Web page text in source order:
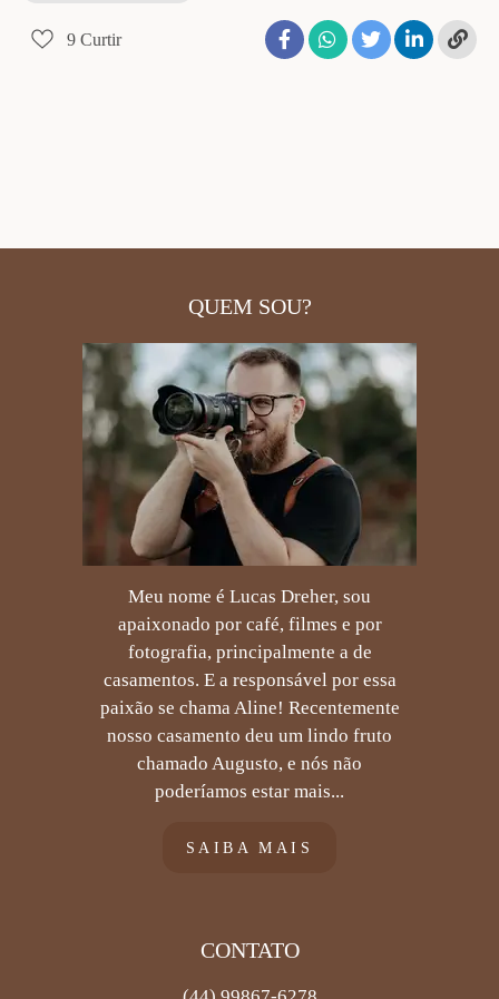
9 Curtir
QUEM SOU?
Meu nome é Lucas Dreher, sou
apaixonado por café, filmes e por
fotografia, principalmente a de
casamentos. E a responsável por essa
paixão se chama Aline! Recentemente
nosso casamento deu um lindo fruto
chamado Augusto, e nós não
poderíamos estar mais...
SAIBA MAIS
CONTATO